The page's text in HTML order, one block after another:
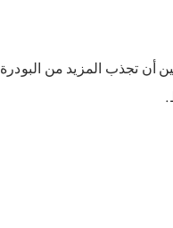
أن تجذب المزيد من البودرة